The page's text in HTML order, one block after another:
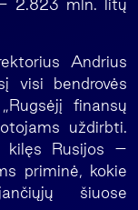
2.823 mln. litų
Andrius
visi bendrovės
finansų
uždirbti.
kilęs Rusijos –
priminė, kokie
šiuose